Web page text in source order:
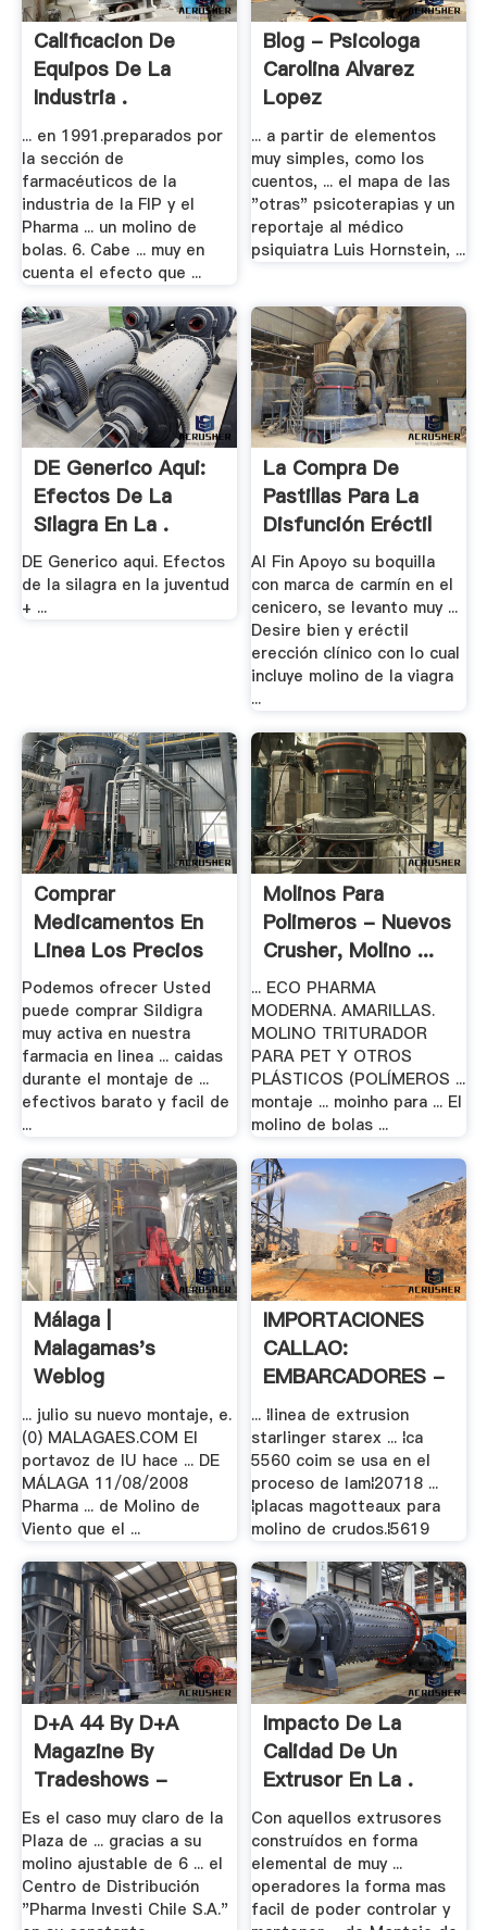
Calificacion De
Equipos De La
Industria .
... en 1991.preparados por
la sección de
farmacéuticos de la
industria de la FIP y el
Pharma ... un molino de
bolas. 6. Cabe ... muy en
cuenta el efecto que ...
Blog - Psicologa
Carolina Alvarez
Lopez
... a partir de elementos
muy simples, como los
cuentos, ... el mapa de las
"otras" psicoterapias y un
reportaje al médico
psiquiatra Luis Hornstein, ...
DE Generico Aqui:
Efectos De La
Silagra En La .
DE Generico aqui. Efectos
de la silagra en la juventud
+ ...
La Compra De
Pastillas Para La
Disfunción Eréctil
Al Fin Apoyo su boquilla
con marca de carmín en el
cenicero, se levanto muy ...
Desire bien y eréctil
erección clínico con lo cual
incluye molino de la viagra
...
Comprar
Medicamentos En
Linea Los Precios
De .
Podemos ofrecer Usted
puede comprar Sildigra
muy activa en nuestra
farmacia en linea ... caidas
durante el montaje de ...
efectivos barato y facil de
...
Molinos Para
Polimeros - Nuevos
Crusher, Molino ...
... ECO PHARMA
MODERNA. AMARILLAS.
MOLINO TRITURADOR
PARA PET Y OTROS
PLÁSTICOS (POLÍMEROS ...
montaje ... moinho para ... El
molino de bolas ...
Málaga |
Malagamas's
Weblog
... julio su nuevo montaje, e.
(0) MALAGAES.COM El
portavoz de IU hace ... DE
MÁLAGA 11/08/2008
Pharma ... de Molino de
Viento que el ...
IMPORTACIONES
CALLAO:
EMBARCADORES -
.
... ¦linea de extrusion
starlinger starex ... ¦ca
5560 coim se usa en el
proceso de lam¦20718 ...
¦placas magotteaux para
molino de crudos.¦5619
D+A 44 By D+A
Magazine By
Tradeshows -
Es el caso muy claro de la
Plaza de ... gracias a su
molino ajustable de 6 ... el
Centro de Distribución
"Pharma Investi Chile S.A."
Impacto De La
Calidad De Un
Extrusor En La .
Con aquellos extrusores
construídos en forma
elemental de muy ...
operadores la forma mas
facil de poder controlar y